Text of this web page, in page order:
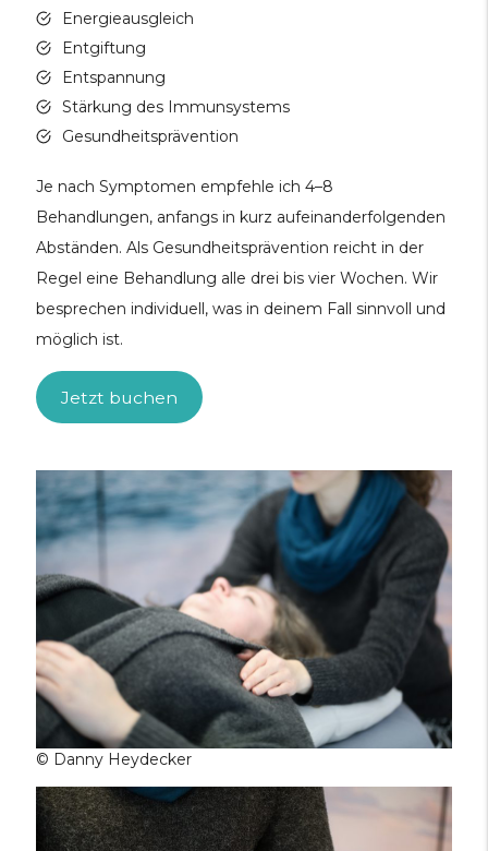
Energieausgleich
Entgiftung
Entspannung
Stärkung des Immunsystems
Gesundheitsprävention
Je nach Symptomen empfehle ich 4–8
Behandlungen, anfangs in kurz aufeinanderfolgenden
Abständen. Als Gesundheitsprävention reicht in der
Regel eine Behandlung alle drei bis vier Wochen. Wir
besprechen individuell, was in deinem Fall sinnvoll und
möglich ist.
Jetzt buchen
© Danny Heydecker